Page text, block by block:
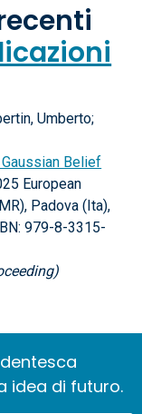
Umberto;
Belief
European
Padova (Ita),
979-8-3315-
idea di futuro.